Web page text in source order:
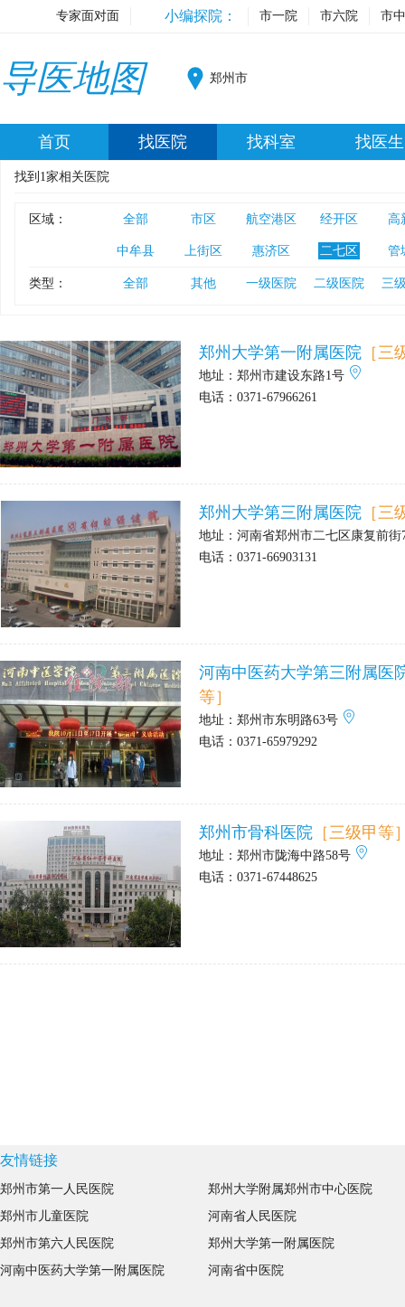
专家面对面 小编探院： 市一院 市六院 市
导医地图 郑州市
首页 找医院 找科室 找医生
找到 1家相关医院
区域： 全部 市区 航空港区 经开区 高
中牟县 上街区 惠济区 二七区 管
类型： 全部 其他 一级医院 二级医院 三
郑州大学第一附属医院 ［三
地址： 郑州市建设东路1号
电话： 0371-67966261
郑州大学第三附属医院 ［三
地址： 河南省郑州市二七区康复前
电话： 0371-66903131
河南中医药大学第三附属医
等］
地址： 郑州市东明路63号
电话： 0371-65979292
郑州市骨科医院 ［三级甲等
地址： 郑州市陇海中路58号
电话： 0371-67448625
友情链接
郑州市第一人民医院
郑州市儿童医院
郑州市第六人民医院
河南中医药大学第一附属医院
郑州大学附属郑州市中心医院
河南省人民医院
郑州大学第一附属医院
河南省中医院